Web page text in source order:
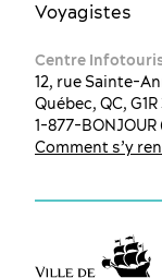
Voyagistes
Centre
12, rue Sainte-
Québec, QC, G1R
1-877-
Comment s’y